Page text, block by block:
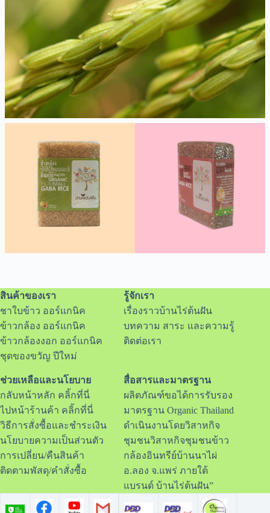
สินค้าของเรา
ชาใบข้าว ออร์แกนิค
ข้าวกล้อง ออร์แกนิค
ข้าวกล้องงอก ออร์แกนิค
ชุดของขวัญ ปีใหม่
รู้จักเรา
เรื่องราวบ้านไร่ต้นฝัน
บทความ สาระ และความรู้
ติดต่อเรา
ช่วยเหลือและนโยบาย
กลับหน้าหลัก คลิ้กที่นี่
ไปหน้าร้านค้า คลิ้กที่นี่
วิธีการสั่งซื้อและชำระเงิน
นโยบายความเป็นส่วนตัว
การเปลี่ยน/คืนสินค้า
ติดตามพัสดุ/คำสั่งซื้อ
สื่อสารและมาตรฐาน
ผลิตภัณฑ์ขอได้การรับรอง
มาตรฐาน Organic Thailand
ดำเนินงานโดยวิสาหกิจ
ชุมชนวิสาหกิจชุมชนข้าว
กล้องอินทรีย์บ้านนาไผ่
อ.ลอง จ.แพร่ ภายใต้
แบรนด์ บ้านไร่ต้นฝัน”